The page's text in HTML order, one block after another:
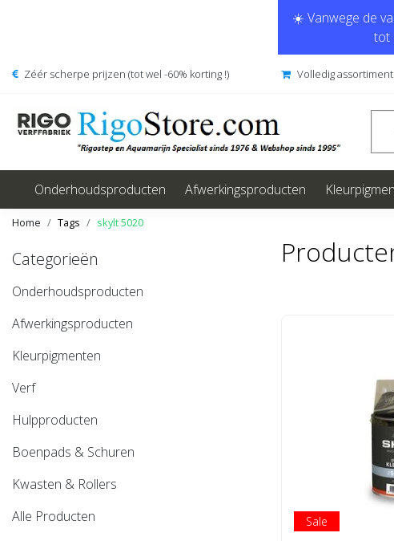
☀️ Vanwege de
tot
Zéér scherpe prijzen (tot wel -60% korting !) Volledig
Onderhoudsproducten Afwerkingsproducten
Home Tags skylt 5020
Categorieën
Onderhoudsproducten
Afwerkingsproducten
Kleurpigmenten
Verf
Hulpproducten
Boenpads & Schuren
Kwasten & Rollers
Alle Producten
Sale